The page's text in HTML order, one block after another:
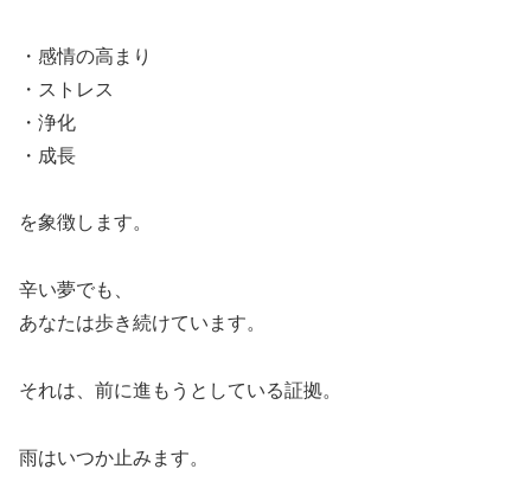
・感情の高まり
・ストレス
・浄化
・成長
を象徴します。
辛い夢でも、
あなたは歩き続けています。
それは、前に進もうとしている証拠。
雨はいつか止みます。